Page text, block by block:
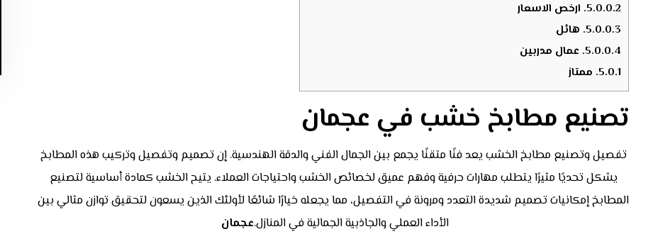
5.0.0.2. ارخص الاسعار
5.0.0.3. هائل
5.0.0.4. عمال مدربين
5.0.1. ممتاز
تصنيع مطابخ خشب في عجمان
تفصيل وتصنيع مطابخ الخشب يعد فنًا متقنًا يجمع بين الجمال الفني والدقة الهندسية. إن تصميم وتفصيل وتركيب هذه المطابخ
يشكل تحديًا مثيرًا يتطلب مهارات حرفية وفهم عميق لخصائص الخشب واحتياجات العملاء. يتيح الخشب كمادة أساسية لتصنيع
المطابخ إمكانيات تصميم شديدة التعدد ومرونة في التفصيل، مما يجعله خيارًا شائعًا لأولئك الذين يسعون لتحقيق توازن مثالي بين
الأداء العملي والجاذبية الجمالية في المنازل.عجمان